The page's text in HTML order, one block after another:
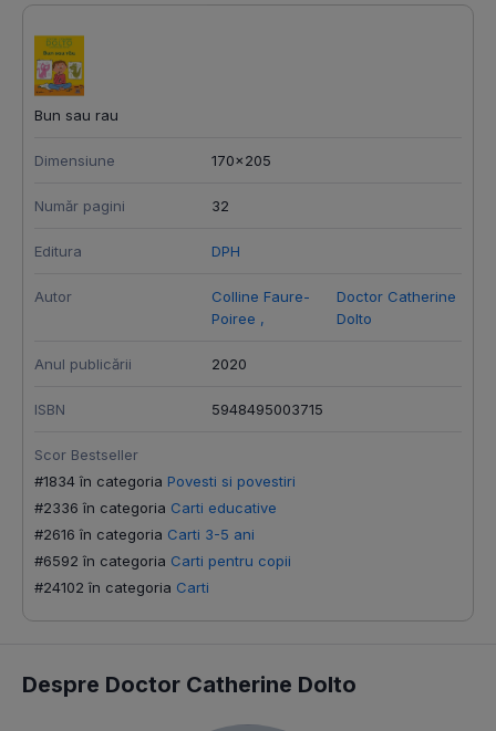
Bun sau rau
Dimensiune 170x205
Număr pagini 32
Editura DPH
Autor
Colline Faure-
Poiree ,
Doctor Catherine
Dolto
Anul publicării 2020
ISBN 5948495003715
Scor Bestseller
#1834 în categoria Povesti si povestiri
#2336 în categoria Carti educative
#2616 în categoria Carti 3-5 ani
#6592 în categoria Carti pentru copii
#24102 în categoria Carti
Despre Doctor Catherine Dolto